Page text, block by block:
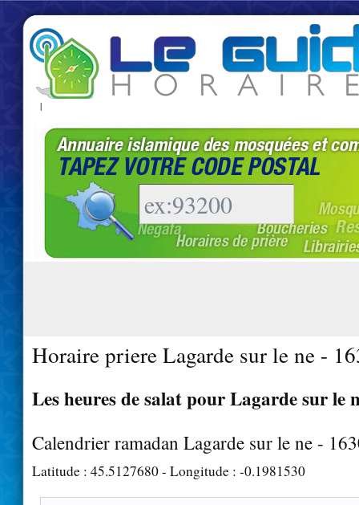
|
Horaire priere Lagarde sur le ne -
Les heures de salat pour Lagarde sur le
Calendrier ramadan Lagarde sur le ne -
Latitude : 45.5127680- Longitude : -0.1981530